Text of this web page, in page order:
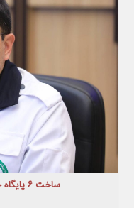
ساخت ۶ پایگاه جدید مدیریت بحران در تهران